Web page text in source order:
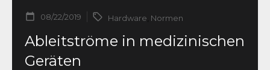
08/22/2019 Hardware Normen
Ableitströme in medizinischen
Geräten